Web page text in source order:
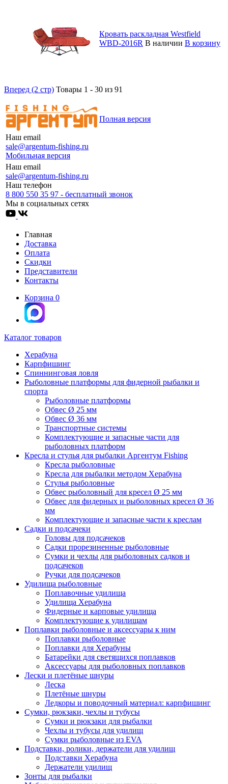
Кровать раскладная Westfield
WBD-2016R В наличии В корзину
Вперед (2 стр) Товары 1 - 30 из 91
Наш email
sale@argentum-fishing.ru
Мобильная версия
Полная версия
Наш email
sale@argentum-fishing.ru
Наш телефон
8 800 550 35 97 - бесплатный звонок
Мы в социальных сетях
Главная
Доставка
Оплата
Скидки
Представители
Контакты
Корзина 0
Каталог товаров
Херабуна
Карпфишинг
Спиннинговая ловля
Рыболовные платформы для фидерной рыбалки и
спорта
Рыболовные платформы
Обвес Ø 25 мм
Обвес Ø 36 мм
Транспортные системы
Комплектующие и запасные части для
рыболовных платформ
Кресла и стулья для рыбалки Аргентум Fishing
Кресла рыболовные
Кресла для рыбалки методом Херабуна
Стулья рыболовные
Обвес рыболовный для кресел Ø 25 мм
Обвес для фидерных и рыболовных кресел Ø 36
мм
Комплектующие и запасные части к креслам
Садки и подсачеки
Головы для подсачеков
Садки прорезиненные рыболовные
Сумки и чехлы для рыболовных садков и
подсачеков
Ручки для подсачеков
Удилища рыболовные
Поплавочные удилища
Удилища Херабуна
Фидерные и карповые удилища
Комплектующие к удилищам
Поплавки рыболовные и аксессуары к ним
Поплавки рыболовные
Поплавки для Херабуны
Батарейки для светящихся поплавков
Аксессуары для рыболовных поплавков
Лески и плетёные шнуры
Леска
Плетёные шнуры
Ледкоры и поводочный материал: карпфишинг
Сумки, рюкзаки, чехлы и тубусы
Сумки и рюкзаки для рыбалки
Чехлы и тубусы для удилищ
Сумки рыболовные из EVA
Подставки, ролики, держатели для удилищ
Подставки Херабуна
Держатели удилищ
Зонты для рыбалки